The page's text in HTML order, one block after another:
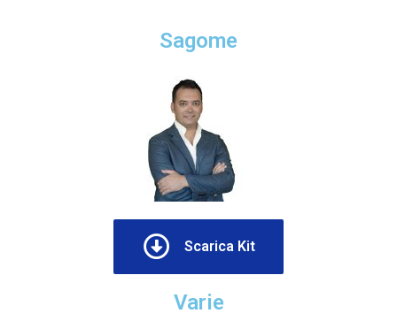
Sagome
Scarica Kit
Varie